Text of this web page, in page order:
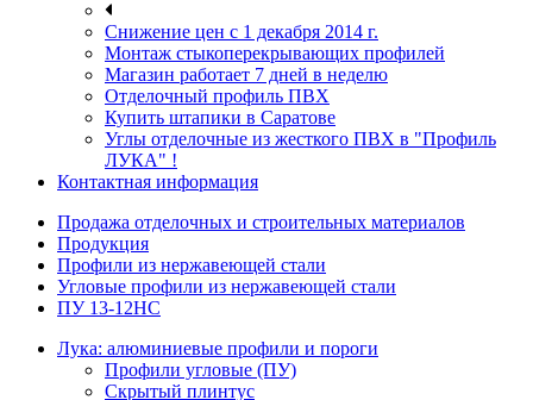
Снижение цен с 1 декабря 2014 г.
Монтаж стыкоперекрывающих профилей
Магазин работает 7 дней в неделю
Отделочный профиль ПВХ
Купить штапики в Саратове
Углы отделочные из жесткого ПВХ в "Профиль
ЛУКА" !
Контактная информация
Продажа отделочных и строительных материалов
Продукция
Профили из нержавеющей стали
Угловые профили из нержавеющей стали
ПУ 13-12НС
Лука: алюминиевые профили и пороги
Профили угловые (ПУ)
Скрытый плинтус